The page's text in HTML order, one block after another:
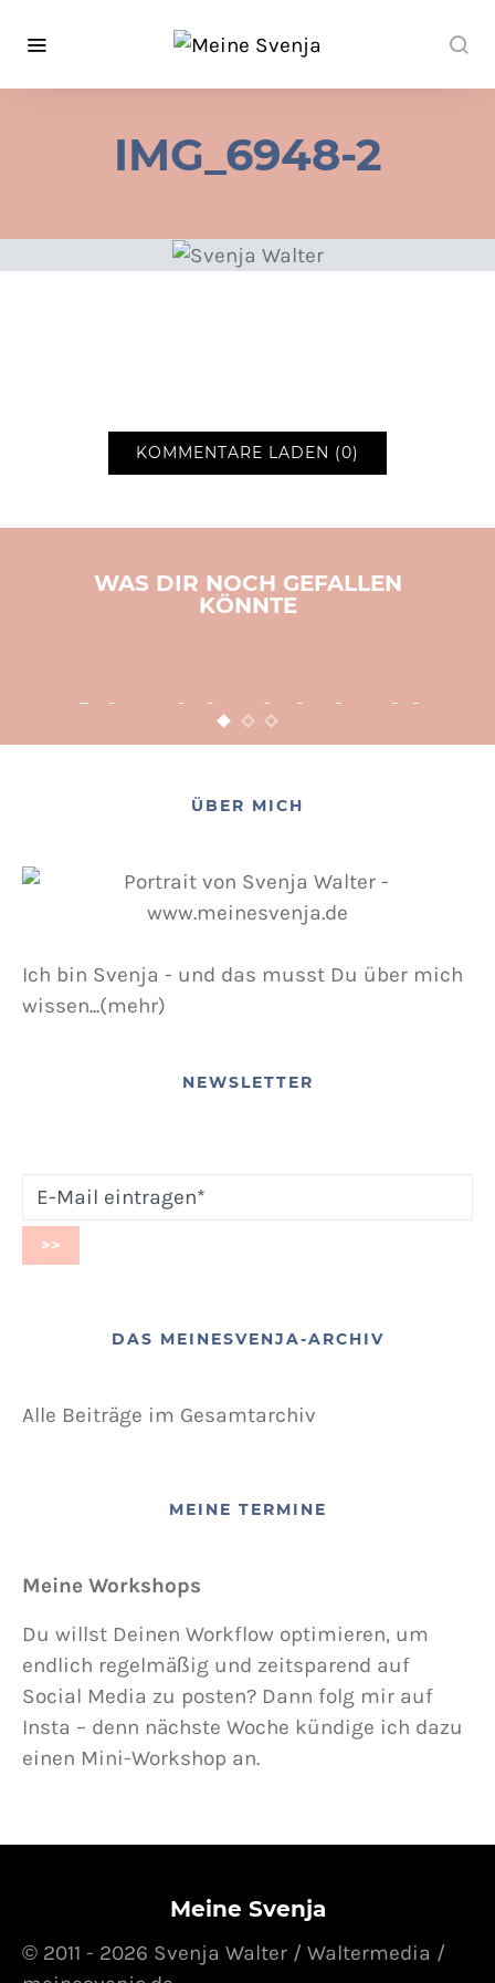
IMG_6948-2
KOMMENTARE LADEN (0)
WAS DIR NOCH GEFALLEN
KÖNNTE
Adventsbasteln leicht
gemacht
POSTED ON
ÜBER MICH
Ich bin Svenja - und das musst Du über mich
wissen...(mehr)
NEWSLETTER
DAS MEINESVENJA-ARCHIV
Alle Beiträge im Gesamtarchiv
MEINE TERMINE
Meine Workshops
Du willst Deinen Workflow optimieren, um
endlich regelmäßig und zeitsparend auf
Social Media zu posten? Dann folg mir auf
Insta – denn nächste Woche kündige ich dazu
einen Mini-Workshop an.
Meine Svenja
© 2011 - 2026 Svenja Walter / Waltermedia /